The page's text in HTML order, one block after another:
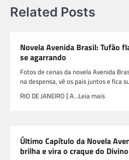
Related Posts
Novela Avenida Brasil: Tufão
se agarrando
Fotos de cenas da novela Avenida
na despensa, vê os pais juntos e fica
RIO DE JANEIRO [ A…Leia mais
Último Capítulo da Novela
brilha e vira o craque do